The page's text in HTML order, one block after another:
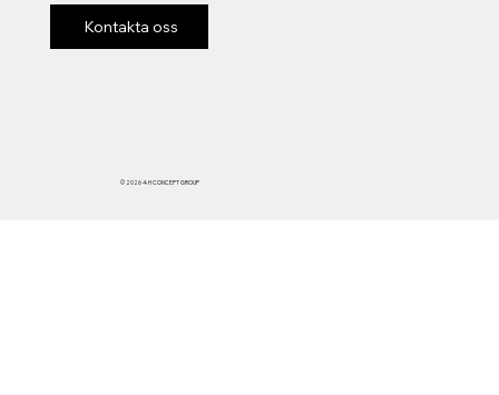
© 2026 4-H CONCEPT GROUP
Kontakta oss